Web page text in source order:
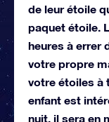
de leur étoile
paquet étoile.
heures à errer
votre propre
votre étoiles à
enfant est
nuit, il sera en